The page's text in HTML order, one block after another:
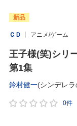
新品
ＣＤ アニメ/ゲーム
王子様(笑)シリ
第1集
鈴村健一(シンデレ
0件